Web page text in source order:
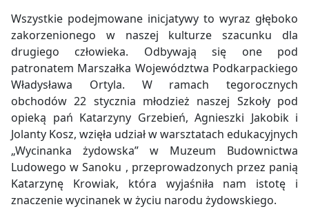
Wszystkie podejmowane inicjatywy to wyraz głęboko
zakorzenionego w naszej kulturze szacunku dla
drugiego człowieka. Odbywają się one pod
patronatem Marszałka Województwa Podkarpackiego
Władysława Ortyla. W ramach tegorocznych
obchodów 22 stycznia młodzież naszej Szkoły pod
opieką pań Katarzyny Grzebień, Agnieszki Jakobik i
Jolanty Kosz, wzięła udział w warsztatach edukacyjnych
„Wycinanka żydowska” w Muzeum Budownictwa
Ludowego w Sanoku , przeprowadzonych przez panią
Katarzynę Krowiak, która wyjaśniła nam istotę i
znaczenie wycinanek w życiu narodu żydowskiego.